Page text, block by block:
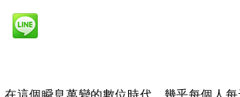
在這個瞬息萬變的數位時代，幾乎每個人